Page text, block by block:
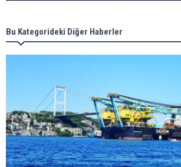
Bu Kategorideki Diğer Haberler